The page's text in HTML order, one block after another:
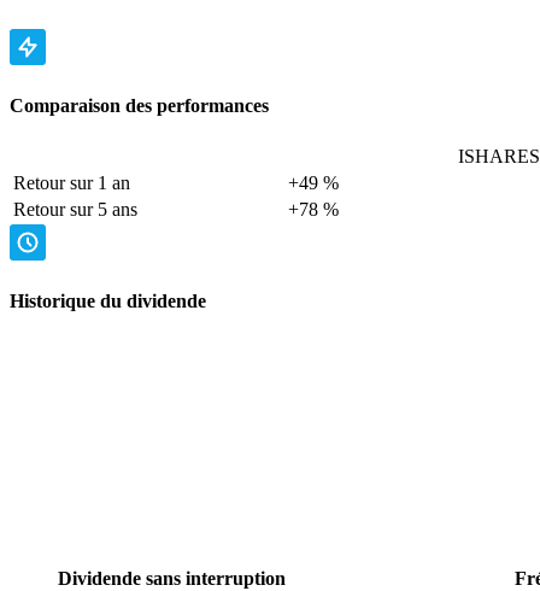
Comparaison des performances
Retour sur 1 an
+49 %
Retour sur 5 ans
+78 %
Historique du dividende
Dividende sans interruption